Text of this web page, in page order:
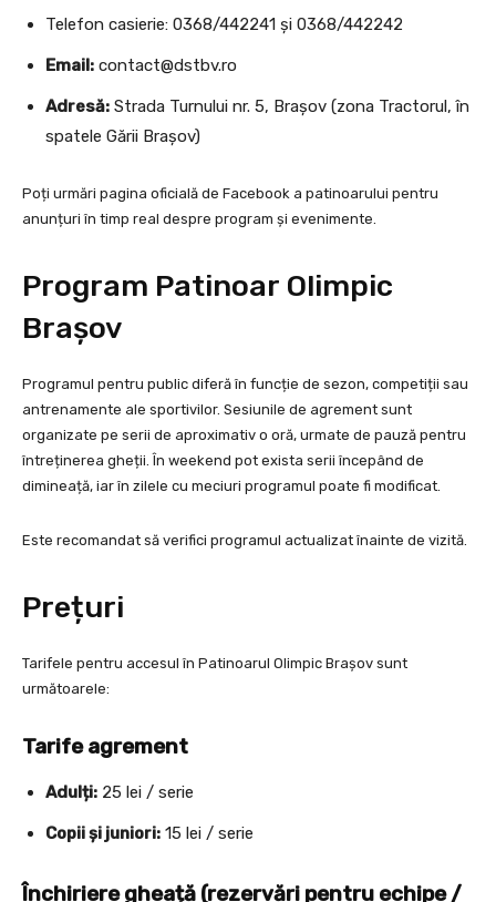
Telefon casierie: 0368/442241 și 0368/442242
Email: contact@dstbv.ro
Adresă: Strada Turnului nr. 5, Brașov (zona Tractorul, în
spatele Gării Brașov)
Poți urmări pagina oficială de Facebook a patinoarului pentru
anunțuri în timp real despre program și evenimente.
Program Patinoar Olimpic
Brașov
Programul pentru public diferă în funcție de sezon, competiții sau
antrenamente ale sportivilor. Sesiunile de agrement sunt
organizate pe serii de aproximativ o oră, urmate de pauză pentru
întreținerea gheții. În weekend pot exista serii începând de
dimineață, iar în zilele cu meciuri programul poate fi modificat.
Este recomandat să verifici programul actualizat înainte de vizită.
Prețuri
Tarifele pentru accesul în Patinoarul Olimpic Brașov sunt
următoarele:
Tarife agrement
Adulți: 25 lei / serie
Copii și juniori: 15 lei / serie
Închiriere gheață (rezervări pentru echipe /